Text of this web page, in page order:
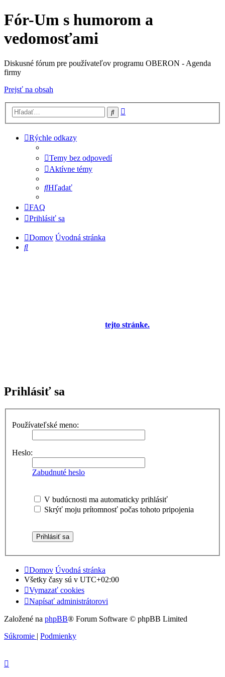
Fór-Um s humorom a
vedomosťami
Diskusné fórum pre používateľov programu OBERON - Agenda
firmy
Prejsť na obsah
Hľadať
Rýchle odkazy
Temy bez odpovedí
Aktívne témy
Hľadať
FAQ
Prihlásiť sa
Domov Úvodná stránka
Hľadať
tejto stránke.
Prihlásiť sa
Používateľské meno:
Heslo:
Zabudnuté heslo
V budúcnosti ma automaticky prihlásiť
Skrýť moju prítomnosť počas tohoto pripojenia
Domov Úvodná stránka
Všetky časy sú v UTC+02:00
Vymazať cookies
Napísať administrátorovi
Založené na phpBB® Forum Software © phpBB Limited
Súkromie | Podmienky